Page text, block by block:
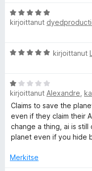
5
u
5
i
o
u
5
A
r
o
u
5
/
5
kirjoittanut
A
i
o
t
u
5
5
kirjoittanut
A
r
v
o
u
kirjoittanut Alexandre
Claims to save the
even if they claim their
change a thing, ai is
planet even if you hide
Merkitse